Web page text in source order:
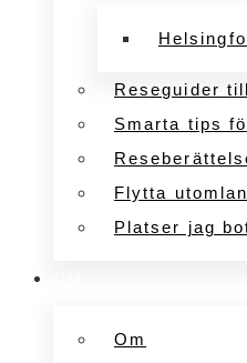
Reseguider
Smarta tips
Flytta
Platser jag
Om